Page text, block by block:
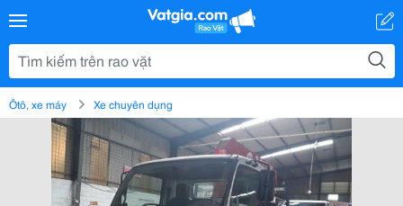
Ôtô, xe máy Xe chuyên dụng